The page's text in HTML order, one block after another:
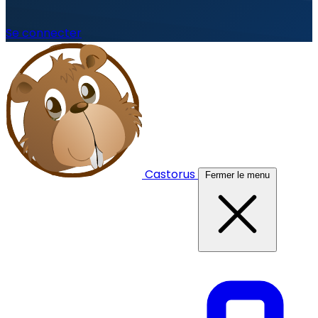
Se connecter
Castorus Fermer le menu